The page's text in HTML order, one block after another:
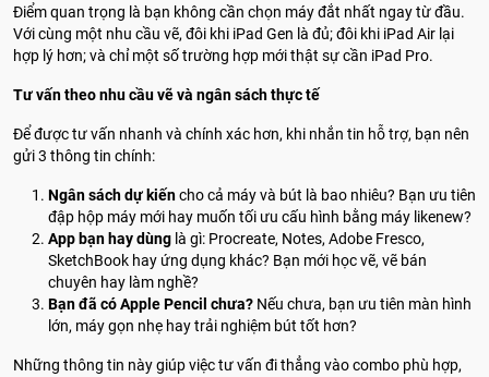
Điểm quan trọng là bạn không cần chọn máy đắt nhất ngay từ đầu.
Với cùng một nhu cầu vẽ, đôi khi iPad Gen là đủ; đôi khi iPad Air lại
hợp lý hơn; và chỉ một số trường hợp mới thật sự cần iPad Pro.
Tư vấn theo nhu cầu vẽ và ngân sách thực tế
Để được tư vấn nhanh và chính xác hơn, khi nhắn tin hỗ trợ, bạn nên
gửi 3 thông tin chính:
Ngân sách dự kiếncho cả máy và bút là bao nhiêu? Bạn ưu tiên
đập hộp máy mới hay muốn tối ưu cấu hình bằng máy likenew?
App bạn hay dùng là gì: Procreate, Notes, Adobe Fresco,
SketchBook hay ứng dụng khác? Bạn mới học vẽ, vẽ bán
chuyên hay làm nghề?
Bạn đã có Apple Pencil chưa? Nếu chưa, bạn ưu tiên màn hình
lớn, máy gọn nhẹ hay trải nghiệm bút tốt hơn?
Những thông tin này giúp việc tư vấn đi thẳng vào combo phù hợp,